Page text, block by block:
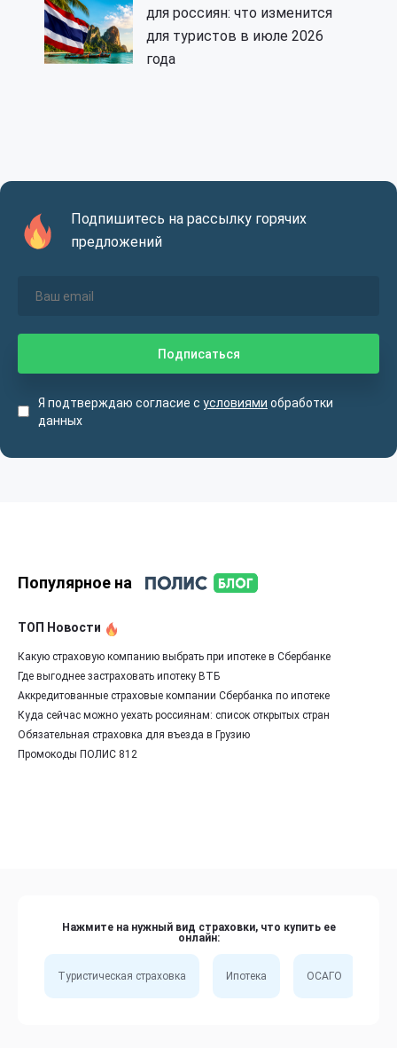
для россиян: что изменится
для туристов в июле 2026
года
Подпишитесь на рассылку горячих
предложений
Я подтверждаю согласие с условиями обработки
данных
Популярное на
ТОП Новости
Какую страховую компанию выбрать при ипотеке в Сбербанке
Где выгоднее застраховать ипотеку ВТБ
Аккредитованные страховые компании Сбербанка по ипотеке
Куда сейчас можно уехать россиянам: список открытых стран
Обязательная страховка для въезда в Грузию
Промокоды ПОЛИС 812
Нажмите на нужный вид страховки, что купить ее
онлайн:
Туристическая страховка Ипотека ОСАГО